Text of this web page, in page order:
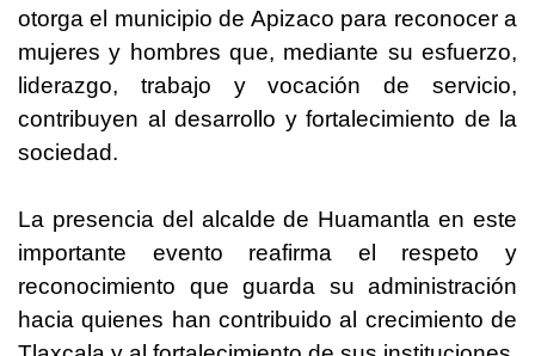
otorga el municipio de Apizaco para reconocer a
mujeres y hombres que, mediante su esfuerzo,
liderazgo, trabajo y vocación de servicio,
contribuyen al desarrollo y fortalecimiento de la
sociedad.
La presencia del alcalde de Huamantla en este
importante evento reafirma el respeto y
reconocimiento que guarda su administración
hacia quienes han contribuido al crecimiento de